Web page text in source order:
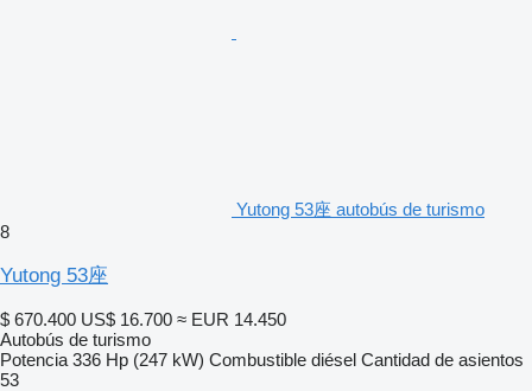
Yutong 53座 autobús de turismo
8
Yutong 53座
$ 670.400 US$ 16.700 ≈ EUR 14.450
Autobús de turismo
Potencia 336 Hp (247 kW) Combustible diésel Cantidad de asientos
53